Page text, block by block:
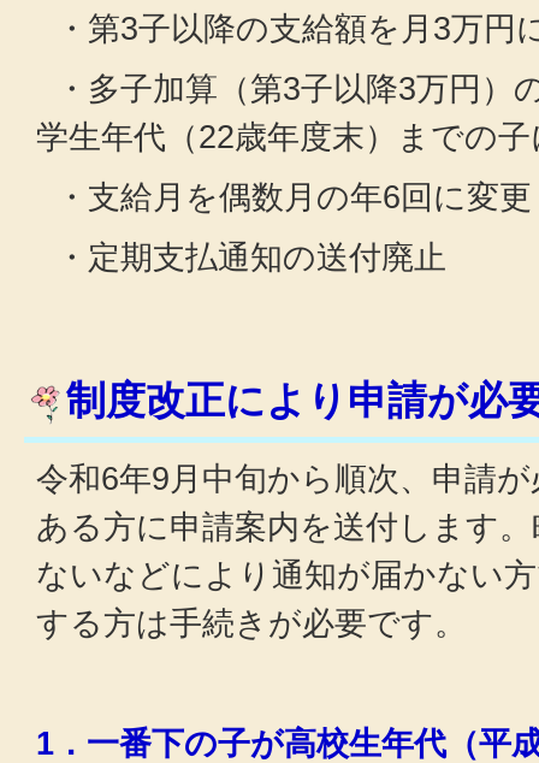
・第3子以降の支給額を月3万円
・多子加算（第3子以降3万円）
学生年代（22歳年度末）までの
・支給月を偶数月の年6回に変更
・定期支払通知の送付廃止
制度改正により申請が必
令和6年9月中旬から順次、申請
ある方に申請案内を送付します
ないなどにより通知が届かない
する方は手続きが必要です。
1．一番下の子が高校生年代（平